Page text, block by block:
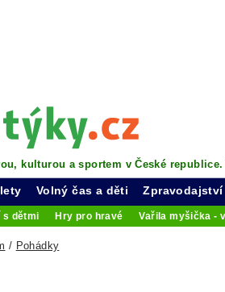
kulturou a sportem v České republice.
Volný čas a děti Zpravodajství
s dětmi Hry pro hravé Vařila myšička -
/ Pohádky